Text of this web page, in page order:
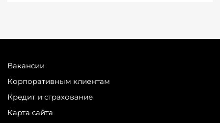
Вакансии
Корпоративным клиентам
Кредит и страхование
Карта сайта